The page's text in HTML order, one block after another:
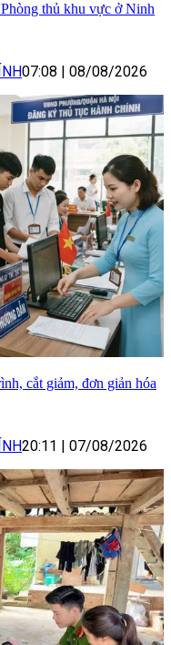
thủ khu vực ở Ninh
07:08 08/08/2026
cắt giảm, đơn giản hóa
20:11 07/08/2026